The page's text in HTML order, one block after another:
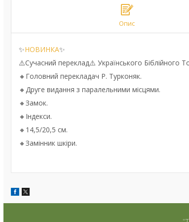
Опис
✨️НОВИНКА✨️
⚠️Сучасний переклад⚠️ Українського Біблійного
🔸Головний перекладач Р. Турконяк.
🔸Друге видання з паралельними місцями.
🔸Замок.
🔸Індекси.
🔸14,5/20,5 см.
🔸Замінник шкіри.